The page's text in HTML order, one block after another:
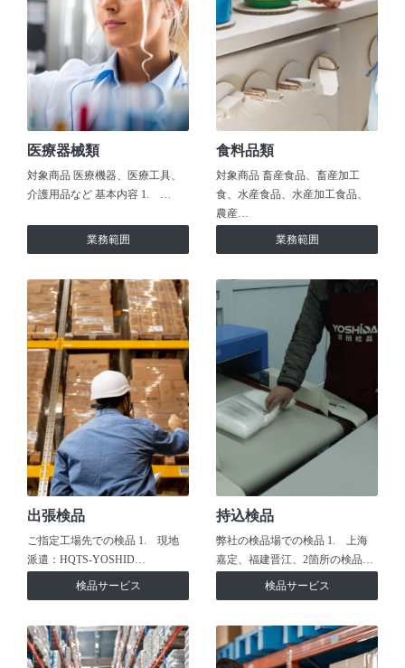
医療器械類
対象商品 医療機器、医療工具、
介護用品など 基本内容 1. …
業務範囲
食料品類
対象商品 畜産食品、畜産加工
食、水産食品、水産加工食品、
農産…
業務範囲
出張検品
ご指定工場先での検品 1. 現地
派遣：HQTS-YOSHID…
検品サービス
持込検品
弊社の検品場での検品 1. 上海
嘉定、福建晋江、2箇所の検品…
検品サービス